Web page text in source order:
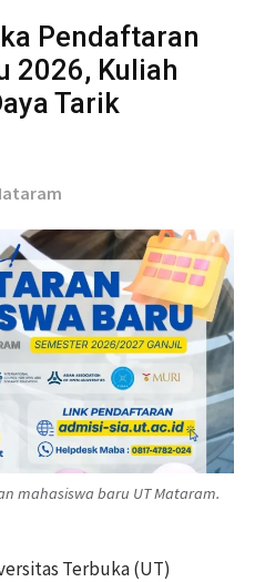
Pendaftaran
2026, Kuliah
Tarik
mahasiswa baru UT Mataram.
Terbuka (UT)